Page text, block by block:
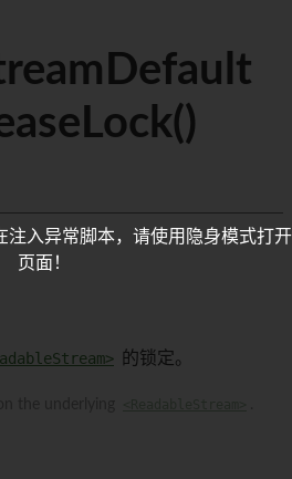
的锁定。
注入异常脚本，请使用隐身模式打开
页面！